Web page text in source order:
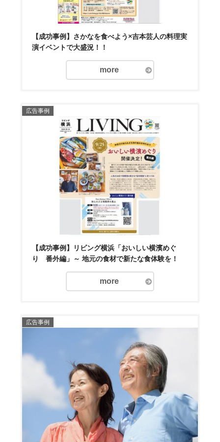
【成功事例】さかなを食べよう×吉本芸人の料理実
演イベントで大盛況！！
more
広告事例
【成功事例】リビング横浜「おいしい横濱めぐ
り 番外編」～ 地元の食材で新たな食体験を！
more
広告事例